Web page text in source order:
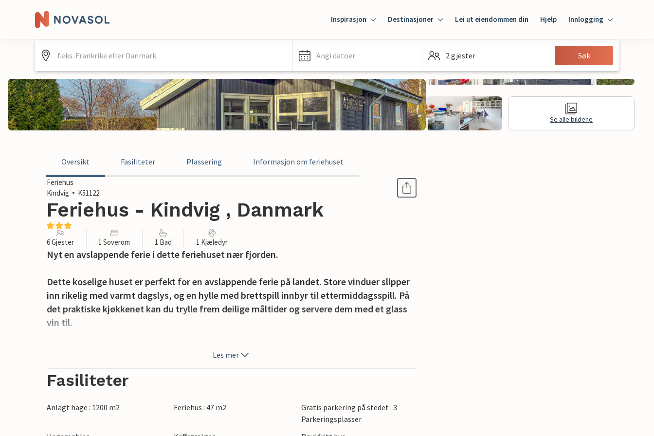
Inspirasjon Destinasjoner Lei ut eiendommen din Hjelp Innlogging
Innlogging
Gjest
Angi datoer 2 gjester Søk
Se alle bildene
Oversikt Fasiliteter Plassering Informasjon om feriehuset
Feriehus
Kindvig
K51122
Feriehus - Kindvig , Danmark
6 Gjester 1 Soverom 1 Bad 1 Kjæledyr
Nyt en avslappende ferie i dette feriehuset nær fjorden.
Dette koselige huset er perfekt for en avslappende ferie på landet. Store vinduer slipper
inn rikelig med varmt dagslys, og en hylle med brettspill innbyr til ettermiddagsspill. På
det praktiske kjøkkenet kan du trylle frem deilige måltider og servere dem med et glass
vin til.
Spis frokost i solskinnet på terrassen og nyt utsikten over den grønne hagen og roen i
klare vannet og de brede breddene innbyr til avslapning. Oppdag den sjarmerende
landsbyen Præstø i nærheten, med havn, trange gater og koselige kafeer. Du kan også
dra på utflukter i det omkringliggende landskapet, som er ideelt for fotturer, sykkelturer
Les mer
Fasiliteter
Anlagt hage : 1200 m2 Feriehus : 47 m2
Gratis parkering på stedet : 3
Parkeringsplasser